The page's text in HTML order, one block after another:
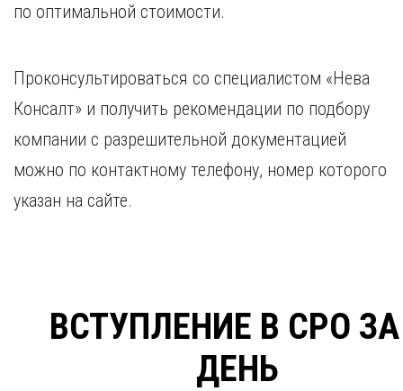
по оптимальной стоимости.
Проконсультироваться со специалистом «Нева
Консалт» и получить рекомендации по подбору
компании с разрешительной документацией
можно по контактному телефону, номер которого
указан на сайте.
ВСТУПЛЕНИЕ В СРО
ДЕНЬ